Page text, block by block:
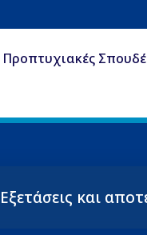
Προπτυχιακές
Εξετάσεις και